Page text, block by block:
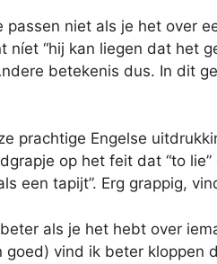
passen niet als je het over
níet “hij kan liegen dat het
betekenis dus. In dit
prachtige Engelse
op het feit dat “to
een tapijt”. Erg grappig,
als je het hebt over
goed) vind ik beter kloppen